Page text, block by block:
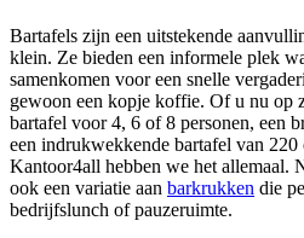
Bartafels zijn een uitstekende
klein. Ze bieden een informele plek
samenkomen voor een snelle
gewoon een kopje koffie. Of u nu op
bartafel voor 4, 6 of 8 personen, een
een indrukwekkende bartafel van
Kantoor4all hebben we het allemaal.
ook een variatie aan barkrukken die
bedrijfslunch of pauzeruimte.